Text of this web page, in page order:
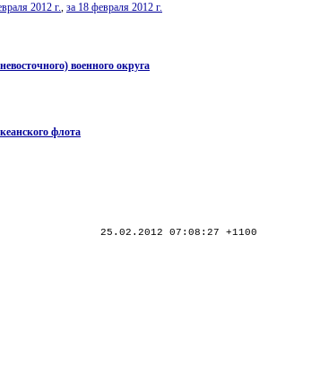
2012 г., за 18 февраля 2012 г.
военного округа
флота
25.02.2012 07:08:27 +1100